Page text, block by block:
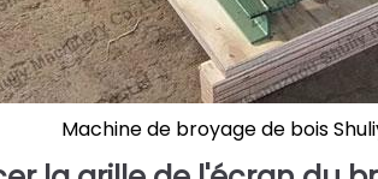
Machine de broyage de bois